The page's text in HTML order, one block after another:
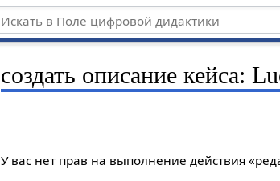
создать описание кейса:
У вас нет прав на выполнение действия